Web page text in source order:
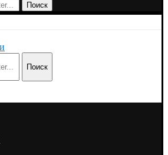
Поиск
Поиск